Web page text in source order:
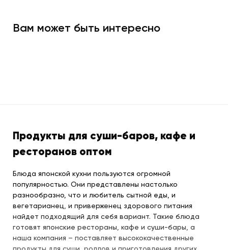
Вам может быть интересно
Продукты для суши-баров, кафе и
ресторанов оптом
Блюда японской кухни пользуются огромной
популярностью. Они представлены настолько
разнообразно, что и любитель сытной еды, и
вегетарианец, и приверженец здорового питания
найдет подходящий для себя вариант. Такие блюда
готовят японские рестораны, кафе и суши-бары, а
наша компания – поставляет высококачественные